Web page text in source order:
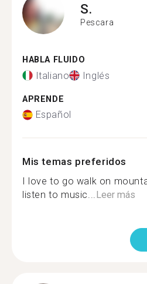
S.
Pescara
HABLA FLUIDO
Italiano Inglés
APRENDE
Español
Mis temas preferidos
I love to go walk on
listen to music...Leer más